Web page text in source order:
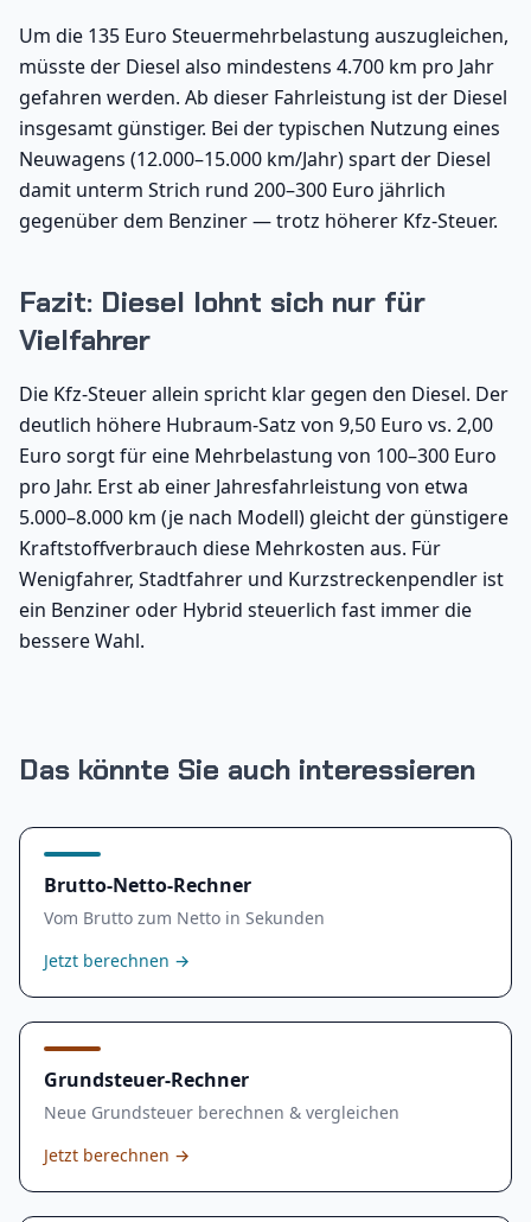
Um die 135 Euro Steuermehrbelastung auszugleichen,
müsste der Diesel also mindestens 4.700 km pro Jahr
gefahren werden. Ab dieser Fahrleistung ist der Diesel
insgesamt günstiger. Bei der typischen Nutzung eines
Neuwagens (12.000–15.000 km/Jahr) spart der Diesel
damit unterm Strich rund 200–300 Euro jährlich
gegenüber dem Benziner — trotz höherer Kfz-Steuer.
Fazit: Diesel lohnt sich nur für
Vielfahrer
Die Kfz-Steuer allein spricht klar gegen den Diesel. Der
deutlich höhere Hubraum-Satz von 9,50 Euro vs. 2,00
Euro sorgt für eine Mehrbelastung von 100–300 Euro
pro Jahr. Erst ab einer Jahresfahrleistung von etwa
5.000–8.000 km (je nach Modell) gleicht der günstigere
Kraftstoffverbrauch diese Mehrkosten aus. Für
Wenigfahrer, Stadtfahrer und Kurzstreckenpendler ist
ein Benziner oder Hybrid steuerlich fast immer die
bessere Wahl.
Das könnte Sie auch interessieren
Brutto-Netto-Rechner
Vom Brutto zum Netto in Sekunden
Jetzt berechnen →
Grundsteuer-Rechner
Neue Grundsteuer berechnen & vergleichen
Jetzt berechnen →